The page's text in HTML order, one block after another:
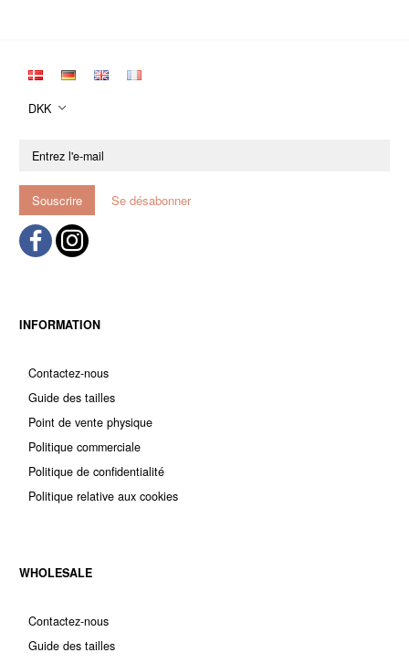
DKK
Souscrire Se désabonner
INFORMATION
Contactez-nous
Guide des tailles
Point de vente physique
Politique commerciale
Politique de confidentialité
Politique relative aux cookies
WHOLESALE
Contactez-nous
Guide des tailles